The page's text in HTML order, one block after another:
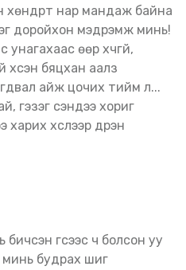
хөндүүрт нар мандаж байна
доройхон мэдрэмж минь!
өөр хүчгүй,
үхсэн бяцхан аалз
айж цочих тийм л...
гэзэг үсэндээ хориг
хүслээр дүүрэн
бичсэн үгсээс ч болсон уу
минь будрах шиг